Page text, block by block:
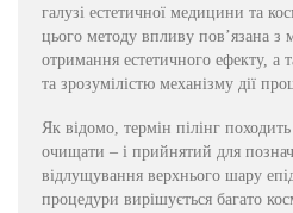
галузі естетичної медицини та
цього методу впливу пов’язана
отримання естетичного ефекту, а
та зрозумілістю механізму дії
Як відомо, термін пілінг
очищати – і прийнятий для
відлущування верхнього шару
процедури вирішується багато